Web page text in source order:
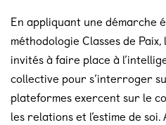
En appliquant une démarche
méthodologie Classes de
invités à faire place à
collective pour s’interroger
plateformes exercent sur le
les relations et l’estime de